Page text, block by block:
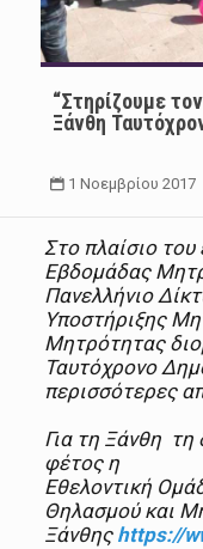
“Στηρίζουμε
Ξάνθη
1 Νοεμβρίου 2017
Στo πλαίσιο
Εβδομάδας
Πανελλήνιο
Υποστήριξης
Μητρότητας
Ταυτόχρονο
περισσότερες
Για τη Ξάνθη τη
φέτος η
Εθελοντική
Θηλασμού και
Ξάνθης https://